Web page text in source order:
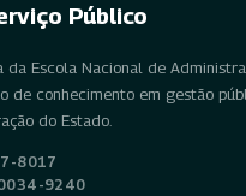
Público
da Escola Nacional de
de conhecimento em gestão
do Estado.
8017
0034-9240